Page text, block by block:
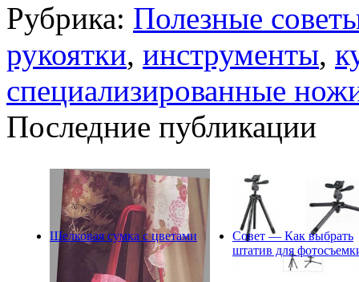
Рубрика: Полезные
рукоятки, инструменты,
специализированные
Последние публикации
Шелковая сумка с цветами
Совет — Как выбрать
штатив для